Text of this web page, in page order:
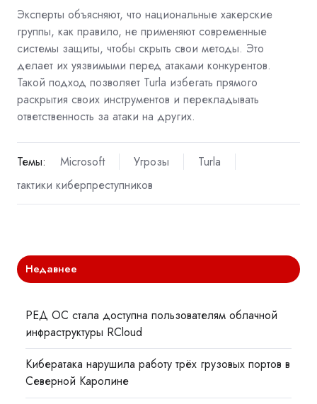
Эксперты объясняют, что национальные хакерские
группы, как правило, не применяют современные
системы защиты, чтобы скрыть свои методы. Это
делает их уязвимыми перед атаками конкурентов.
Такой подход позволяет Turla избегать прямого
раскрытия своих инструментов и перекладывать
ответственность за атаки на других.
Темы: Microsoft Угрозы
Turla
тактики киберпреступников
Недавнее
РЕД ОС стала доступна пользователям облачной
инфраструктуры RCloud
Кибератака нарушила работу трёх грузовых портов в
Северной Каролине